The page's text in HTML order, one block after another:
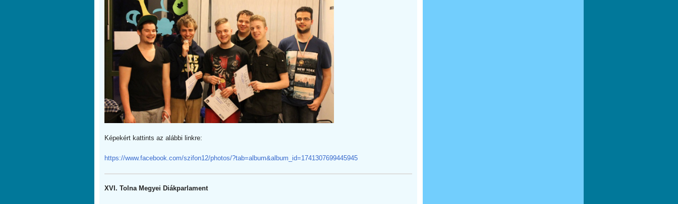
Képekért kattints az alábbi linkre:
https://www.facebook.com/szifon12/photos/?tab=album&album_id=1741307699445945
XVI. Tolna Megyei Diákparlament